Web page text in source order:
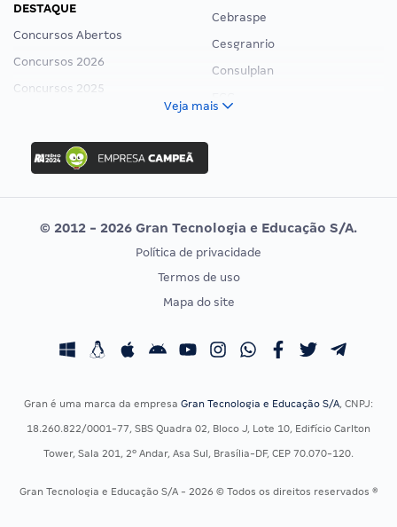
DESTAQUE
Concursos Abertos
Concursos 2026
Concursos 2025
Concurso Ibama
Concurso MPU
Editais publicados
Cebraspe
Cesgranrio
Consulplan
Vunesp
CONCURSOS POR PROFISSÃO
Concursos Fiscais
Residência Multiprofissional
EXAME DE ORDEM
Calendário OAB
Veja mais
© 2012 - 2026 Gran Tecnologia e Educação S/A.
Política de privacidade
Termos de uso
Mapa do site
Gran é uma marca da empresa Gran Tecnologia e Educação S/A, CNPJ:
18.260.822/0001-77, SBS Quadra 02, Bloco J, Lote 10, Edifício Carlton
Tower, Sala 201, 2º Andar, Asa Sul, Brasília-DF, CEP 70.070-120.
Gran Tecnologia e Educação S/A - 2026 © Todos os direitos reservados ®